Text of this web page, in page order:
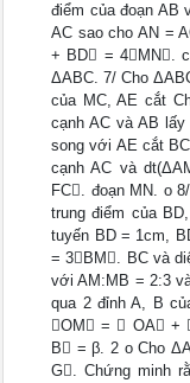
điểm của đoạn AB
AC sao cho AN =
+ BD = 4MN.
ΔABC. 7/ Cho
của MC, AE cắt
cạnh AC và AB
song với AE cắt
cạnh AC và
FC. đoạn MN. o
trung điểm của
tuyến BD = 1cm,
= 3BM. BC và
với AM:MB = 2:3
qua 2 đỉnh A, B
OM =  OA +
B = β. 2 o Cho
G. Chứng minh